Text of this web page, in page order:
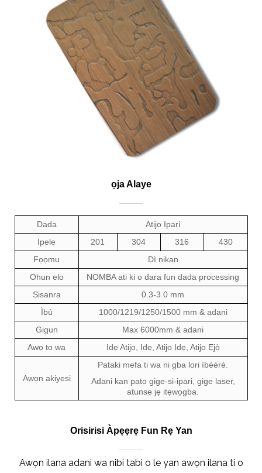
ọja Alaye
Dada
Atijo Ipari
Ipele
201 304 316
430
Fọọmu
Dì nikan
Ohun elo
NOMBA ati ki o dara fun dada processing
Sisanra
0.3-3.0 mm
Ìbú
1000/1219/1250/1500 mm & adani
Gigun
Max 6000mm & adani
Awọ to wa
Idẹ Atijo, Idẹ, Atijo Idẹ, Atijo Ejò
Awọn akiyesi
Pataki mefa ti wa ni gba lori ìbéèrè.
Adani kan pato gige-si-ipari, gige laser,
atunse jẹ itẹwọgba.
Orisirisi Àpẹẹrẹ Fun Rẹ Yan
Awọn ilana adani wa nibi tabi o le yan awọn ilana ti o